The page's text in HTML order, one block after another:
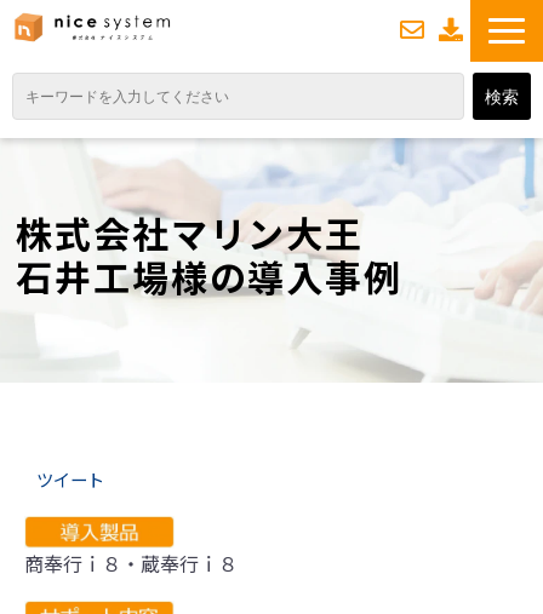
TOP
サービス紹介
業務DXソリューション
業務から探す
導入事例
業務のお悩みスッキリ通信
株式会社マリン大王
石井工場様の導入事例
ツイート
商奉行ｉ８・蔵奉行ｉ８